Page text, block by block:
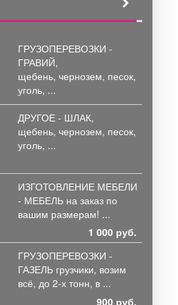
ГРУЗОПЕРЕВОЗКИ -
ГРАВИЙ,
щебень, чернозем, песок,
уголь, ...
ДРУГОЕ - ШЛАК,
щебень, чернозем, песок,
уголь, ...
ИЗГОТОВЛЕНИЕ МЕБЕЛИ
- МЕБЕЛЬ на заказ по
вашим размерам! ...
1 000 руб.
ГРУЗОПЕРЕВОЗКИ -
ГАЗЕЛЬ грузчики, возим
всё, до 2-х тонн, в ...
900 руб.